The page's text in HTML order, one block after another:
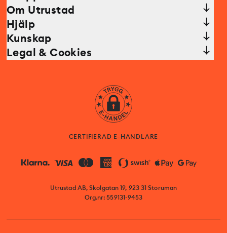
Om Utrustad
Hjälp
Kunskap
Legal & Cookies
CERTIFIERAD E-HANDLARE
Utrustad AB, Skolgatan 19, 923 31 Storuman
Org.nr: 559131-9453